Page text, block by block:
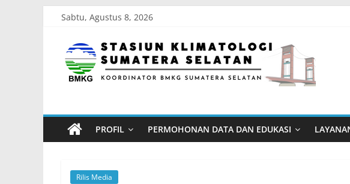
content
Sabtu, Agustus 8, 2026
Stasiun
Klimatologi
Sumatera
Selatan
Koordinator
PROFIL PERMOHONAN DATA DAN EDUKASI
Rilis Media